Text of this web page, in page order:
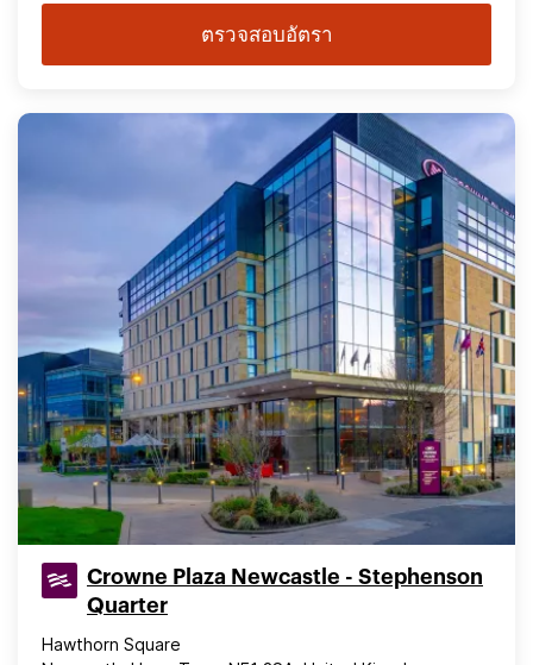
ตรวจสอบอัตรา
Crowne Plaza Newcastle - Stephenson
Quarter
Hawthorn Square